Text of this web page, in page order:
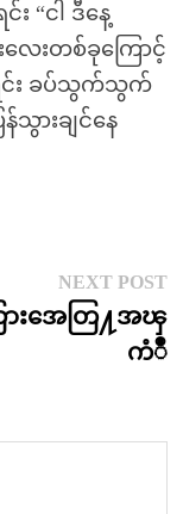
“ငါ ဒီနေ့
ေးတစ်ခုကြောင့်
င်း ခပ်သွက်သွက်
သွားချင်‌နေ
NEXT POST
ားအေတြ႔အၾ
ကံဳ